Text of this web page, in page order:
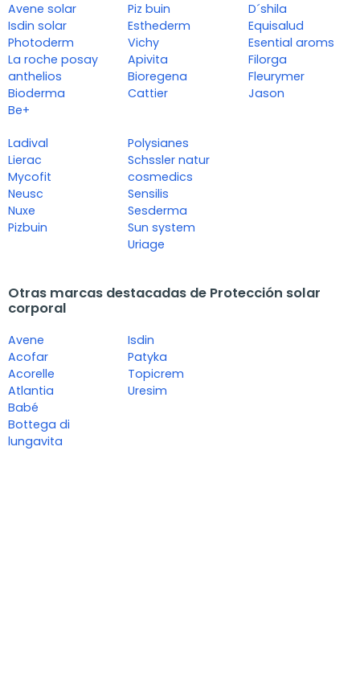
Avene solar
Isdin solar
Photoderm
La roche posay
anthelios
Bioderma
Be+
Piz buin
Esthederm
Vichy
Apivita
Bioregena
Cattier
D´shila
Equisalud
Esential aroms
Filorga
Fleurymer
Jason
Ladival
Lierac
Mycofit
Neusc
Nuxe
Pizbuin
Polysianes
Schssler natur
cosmedics
Sensilis
Sesderma
Sun system
Uriage
Otras marcas destacadas de Protección solar
corporal
Avene
Acofar
Acorelle
Atlantia
Babé
Bottega di
lungavita
Isdin
Patyka
Topicrem
Uresim